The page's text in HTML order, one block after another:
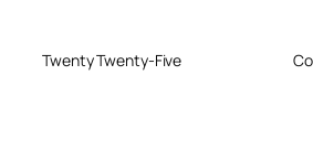
Twenty Twenty-Five